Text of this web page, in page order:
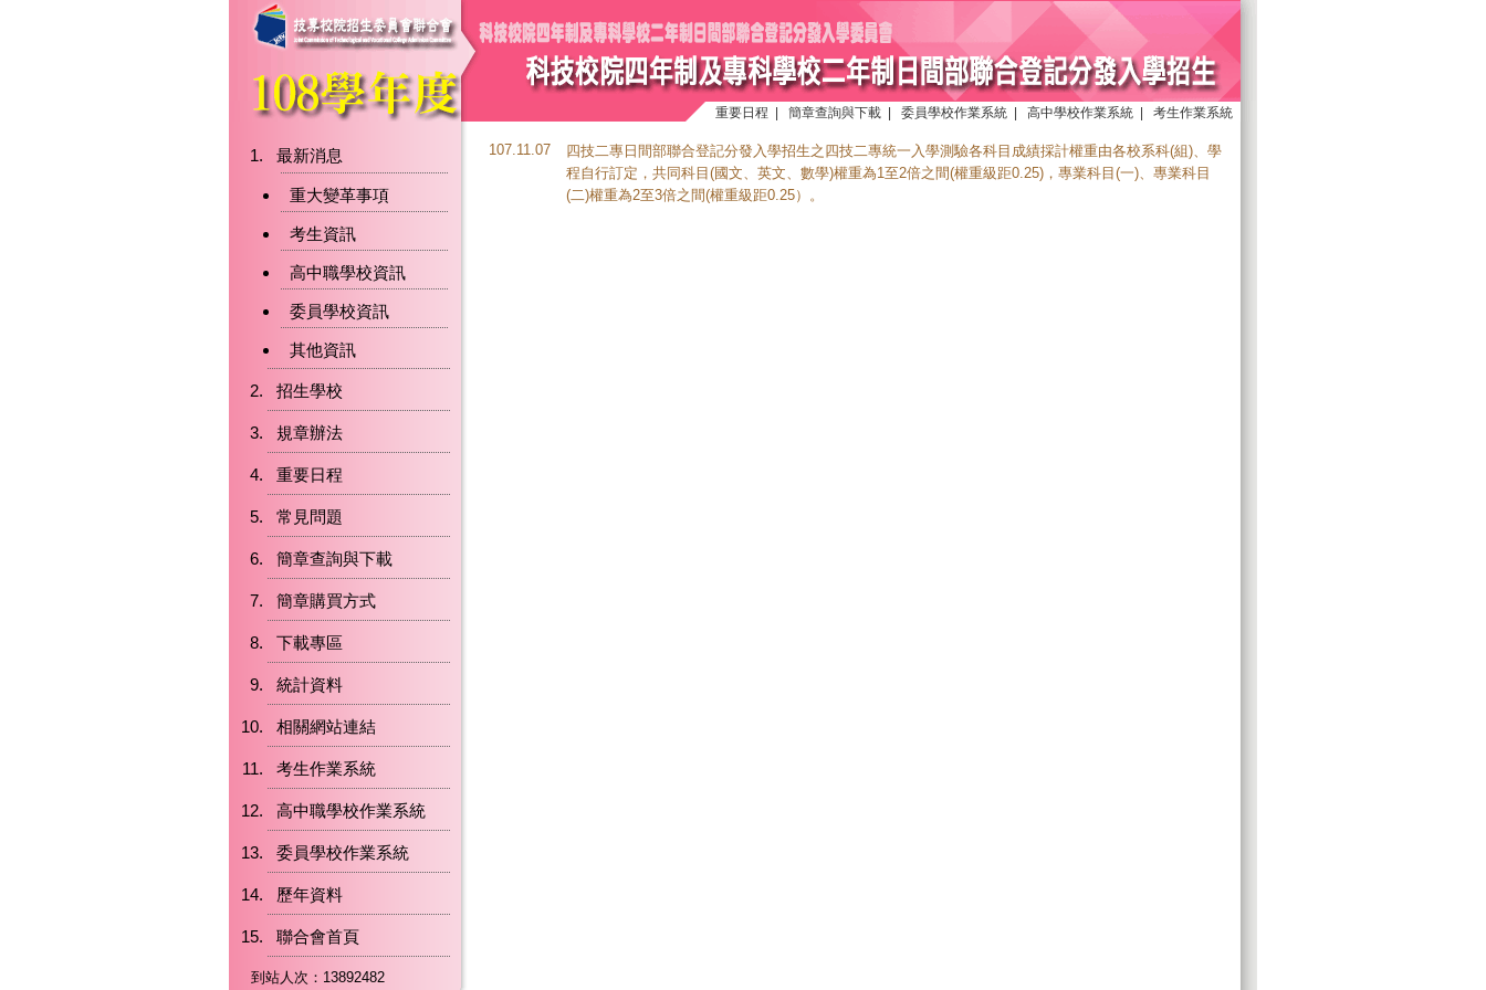
重要日程 簡章查詢與下載 委員學校作業系統 高中學校作業系統 考生作業系統
最新消息
重大變革事項
考生資訊
高中職學校資訊
委員學校資訊
其他資訊
招生學校
規章辦法
重要日程
常見問題
簡章查詢與下載
簡章購買方式
下載專區
統計資料
相關網站連結
考生作業系統
高中職學校作業系統
委員學校作業系統
歷年資料
聯合會首頁
到站人次：13892482
107.11.07
四技二專日間部聯合登記分發入學招生之四技二專統一入學測驗各科目成績採計權重由各校系科(組)、學
程自行訂定，共同科目(國文、英文、數學)權重為1至2倍之間(權重級距0.25)，專業科目(一)、專業科目
(二)權重為2至3倍之間(權重級距0.25）。